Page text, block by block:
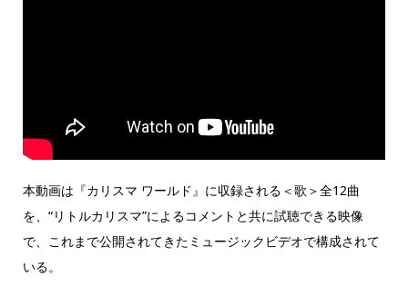
本動画は『カリスマ ワールド』に収録される＜歌＞全12曲
を、“リトルカリスマ”によるコメントと共に試聴できる映像
で、これまで公開されてきたミュージックビデオで構成されて
いる。